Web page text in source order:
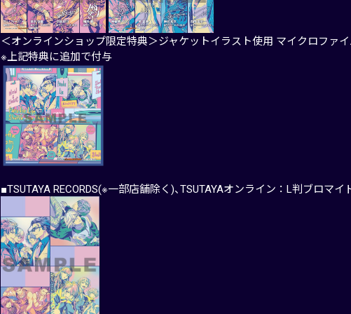
＜オンラインショップ限定特典＞ジャケットイラスト使用 マイクロファイ
※上記特典に追加で付与
■TSUTAYA RECORDS(※一部店舗除く)、TSUTAYAオンライン：L判ブロマイ